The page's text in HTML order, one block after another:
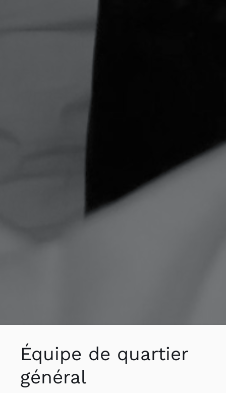
Équipe de quartier
général